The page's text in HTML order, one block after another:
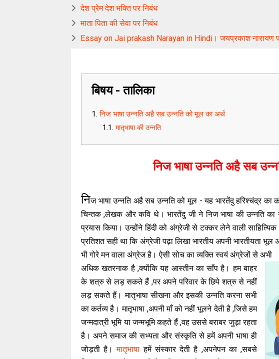
देश प्रेम देश भक्ति पर निबंध
माता पिता की सेवा पर निबंध
Essay on Jai prakash Narayan in Hindi। जयप्रकाश नारायण
बिषय - तालिका
निज भाषा उन्नति अहै सब उन्नति को मूल का अर्थ
मातृभाषा की उन्नति
निज भाषा उन्नति अहै सब
निज भाषा उन्नति अहै सब उन्नति को मूल - यह भारतेंदु हरिश्चंद्र
चिन्तक ,लेखक और कवि थे। भारतेंदु जी ने निज भाषा की उन्नति का
प्रयास किया। उन्होंने हिंदी को अंग्रेजी से टक्कर लेने वाली
प्रतिशत सही था कि अंग्रेजी पढ़ा लिखा भारतीय अपनी भारतीयता
भी गोरे मन वाला अंग्रेज है। ऐसी सोच का व्यक्ति स्वयं अंग्रेजों से अभी
अधिक खतरनाक है ,क्योंकि यह आस्तीन का साँप है। हम बाहर
के शत्रु से लड़ सकते हैं ,पर अपने परिवार के छिपे शत्रु से नहीं
लड़ सकते हैं। मातृभाषा सीखना और इसकी उन्नति करना सभी
का कर्तव्य है। मातृभाषा ,अपनी माँ को नहीं भूलने देती है ,जिसे हम
जन्मदात्री भूमि या जन्मभूमि कहते हैं ,वह उससे बराबर जुड़ा रहता
है। अपने समाज की सभ्यता और संस्कृति से हमें अपनी भाषा ही
जोड़ती है।मातृभाषा हमें संस्कार देती है ,अपनेपन का ,सबसे